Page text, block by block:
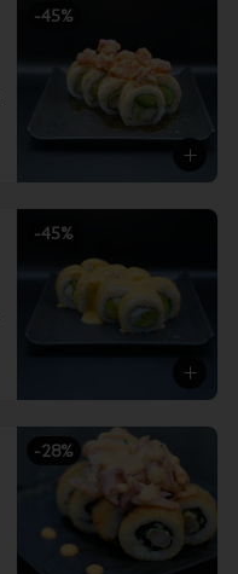
-45%
-45%
-28%